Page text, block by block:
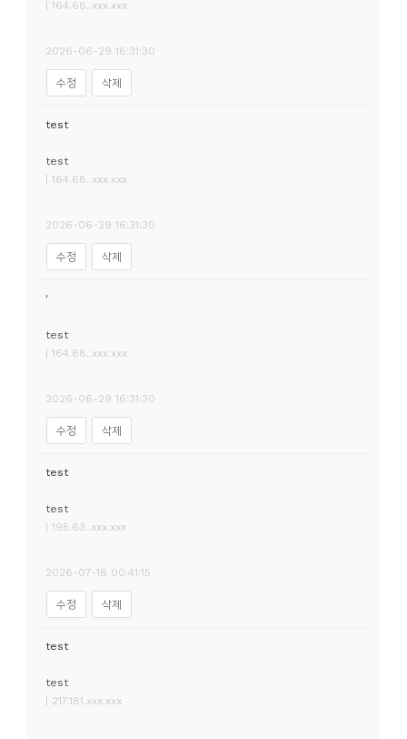
| 164.68..xxx.xxx
2026-06-29 16:31:30
수정 삭제
test
test
| 164.68..xxx.xxx
2026-06-29 16:31:30
수정 삭제
'
test
| 164.68..xxx.xxx
2026-06-29 16:31:30
수정 삭제
test
test
| 195.63..xxx.xxx
2026-07-18 00:41:15
수정 삭제
test
test
| 217.181.xxx.xxx